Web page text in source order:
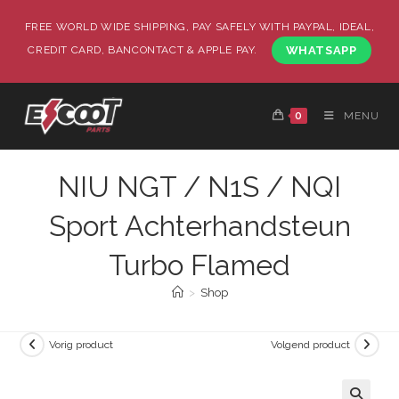
FREE WORLD WIDE SHIPPING, PAY SAFELY WITH PAYPAL, IDEAL,
CREDIT CARD, BANCONTACT & APPLE PAY.
WHATSAPP
0 MENU
NIU NGT / N1S / NQI
Sport Achterhandsteun
Turbo Flamed
> Shop
Vorig product Volgend product